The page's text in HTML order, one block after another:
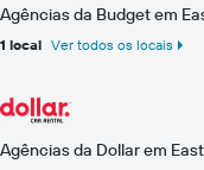
Agências da Budget em
1 local Ver todos os locais
Agências da Dollar em